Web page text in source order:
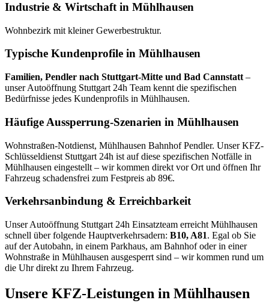
Industrie & Wirtschaft in Mühlhausen
Wohnbezirk mit kleiner Gewerbestruktur.
Typische Kundenprofile in Mühlhausen
Familien, Pendler nach Stuttgart-Mitte und Bad Cannstatt –
unser Autoöffnung Stuttgart 24h Team kennt die spezifischen
Bedürfnisse jedes Kundenprofils in Mühlhausen.
Häufige Aussperrung-Szenarien in Mühlhausen
Wohnstraßen-Notdienst, Mühlhausen Bahnhof Pendler. Unser KFZ-
Schlüsseldienst Stuttgart 24h ist auf diese spezifischen Notfälle in
Mühlhausen eingestellt – wir kommen direkt vor Ort und öffnen Ihr
Fahrzeug schadensfrei zum Festpreis ab 89€.
Verkehrsanbindung & Erreichbarkeit
Unser Autoöffnung Stuttgart 24h Einsatzteam erreicht Mühlhausen
schnell über folgende Hauptverkehrsadern: B10, A81. Egal ob Sie
auf der Autobahn, in einem Parkhaus, am Bahnhof oder in einer
Wohnstraße in Mühlhausen ausgesperrt sind – wir kommen rund um
die Uhr direkt zu Ihrem Fahrzeug.
Unsere KFZ-Leistungen in Mühlhausen